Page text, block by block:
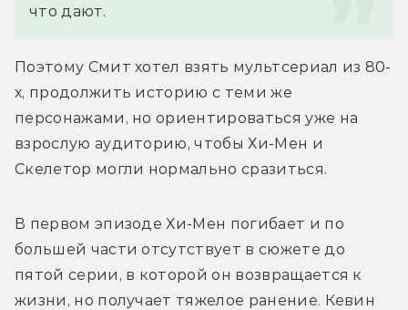
что дают.
Поэтому Смит хотел взять мультсериал из 80-
х, продолжить историю с теми же
персонажами, но ориентироваться уже на
взрослую аудиторию, чтобы Хи-Мен и
Скелетор могли нормально сразиться.
В первом эпизоде Хи-Мен погибает и по
большей части отсутствует в сюжете до
пятой серии, в которой он возвращается к
жизни, но получает тяжелое ранение. Кевин